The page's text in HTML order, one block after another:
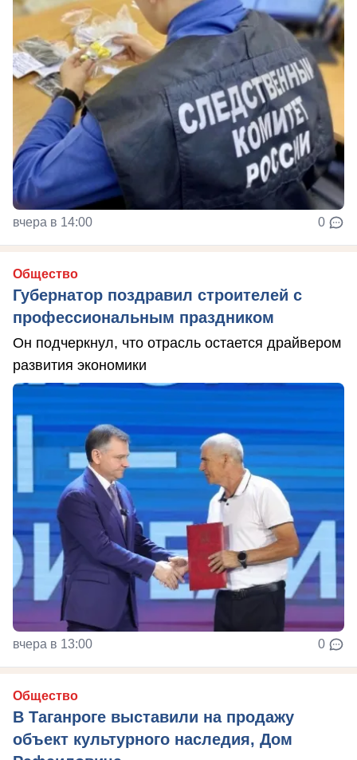
вчера в 14:00 0
Общество
Губернатор поздравил строителей с
профессиональным праздником
Он подчеркнул, что отрасль остается драйвером
развития экономики
вчера в 13:00 0
Общество
В Таганроге выставили на продажу
объект культурного наследия, Дом